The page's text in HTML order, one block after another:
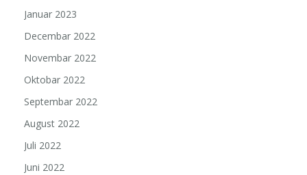
Januar 2023
Decembar 2022
Novembar 2022
Oktobar 2022
Septembar 2022
August 2022
Juli 2022
Juni 2022